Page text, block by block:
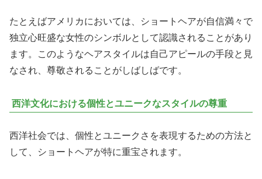
たとえばアメリカにおいては、ショートヘアが自信満々で
独立心旺盛な女性のシンボルとして認識されることがあり
ます。このようなヘアスタイルは自己アピールの手段と見
なされ、尊敬されることがしばしばです。
西洋文化における個性とユニークなスタイルの尊重
西洋社会では、個性とユニークさを表現するための方法と
して、ショートヘアが特に重宝されます。